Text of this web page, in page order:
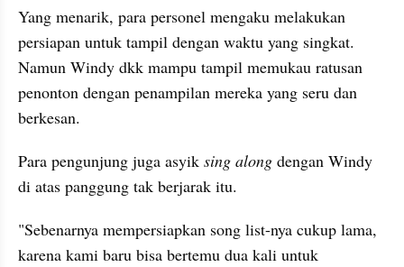
Yang menarik, para personel mengaku melakukan
persiapan untuk tampil dengan waktu yang singkat.
Namun Windy dkk mampu tampil memukau ratusan
penonton dengan penampilan mereka yang seru dan
berkesan.
Para pengunjung juga asyik sing along dengan Windy
di atas panggung tak berjarak itu.
"Sebenarnya mempersiapkan song list-nya cukup lama,
karena kami baru bisa bertemu dua kali untuk